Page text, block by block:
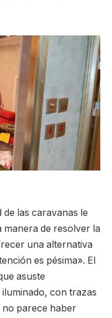
de las caravanas le
manera de resolver la
una alternativa
es pésima». El
asuste
con trazas
parece haber